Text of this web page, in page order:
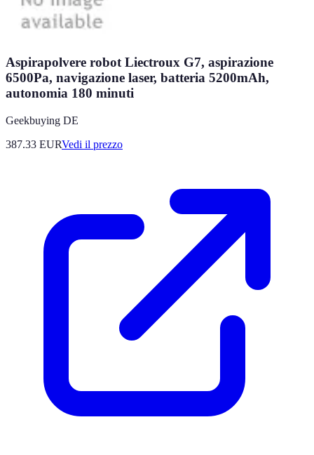
Aspirapolvere robot Liectroux G7, aspirazione
6500Pa, navigazione laser, batteria 5200mAh,
autonomia 180 minuti
Geekbuying DE
387.33 EURVedi il prezzo